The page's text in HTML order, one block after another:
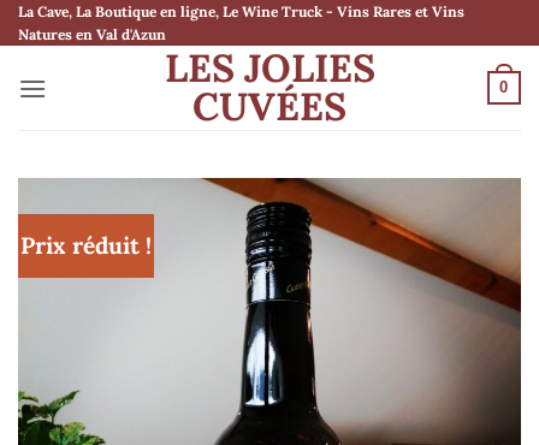
Passer
au
La Cave, La Boutique en ligne, Le Wine Truck - Vins Rares et Vins
Natures en Val d'Azun
LES JOLIES
CUVÉES 0
Prix réduit !